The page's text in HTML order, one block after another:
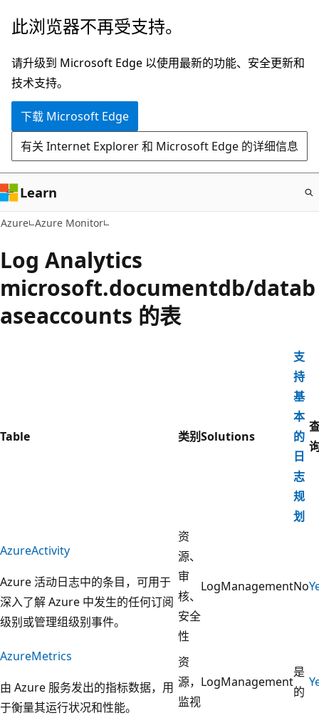
跳
主
要
内
此浏览器不再受支持。
请升级到 Microsoft Edge 以使用最新的功能、安全更新和
技术支持。
下载 Microsoft Edge
有关 Internet Explorer 和 Microsoft Edge 的详细信息
Learn
Azure Azure Monitor
Log Analytics
microsoft.documentdb/datab
aseaccounts 的表
Table 类别Solutions
支
持
基
本
的
日
志
规
划
AzureActivity
Azure 活动日志中的条目，可用于
深入了解 Azure 中发生的任何订阅
级别或管理组级别事件。
资
源、
审
核、
安全
性
LogManagementNo
AzureMetrics
由 Azure 服务发出的指标数据，用
于衡量其运行状况和性能。
资
源，
监视
LogManagement
是
的